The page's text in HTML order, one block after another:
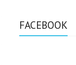
FACEBOOK